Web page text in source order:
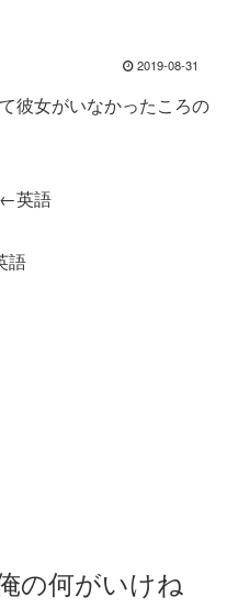
2019-08-31
彼女がいなかったころの
←英語
語
の何がいけね